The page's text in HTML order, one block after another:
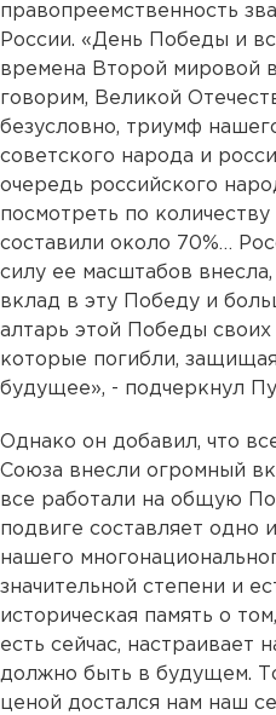
правопреемственность
России. «День Победы и
времена Второй мировой
говорим, Великой
безусловно, триумф
советского народа и
очередь российского
посмотреть по
составили около 70%…
силу ее масштабов
вклад в эту Победу и
алтарь этой Победы
которые погибли,
будущее», - подчеркнул
Однако он добавил, что
Союза внесли огромный
все работали на общую
подвиге составляет одно
нашего
значительной степени и
историческая память о
есть сейчас, настраивает
должно быть в будущем.
ценой достался нам наш